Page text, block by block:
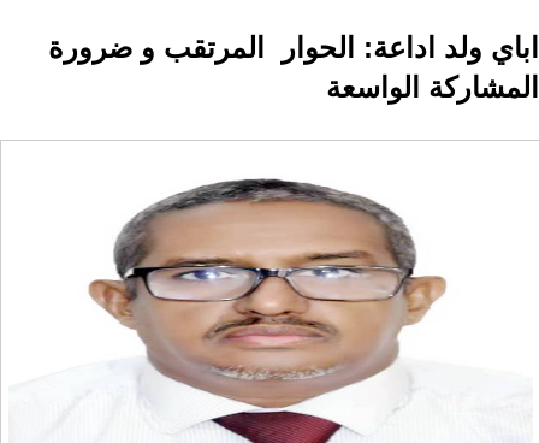
اباي ولد اداعة: الحوار المرتقب و ضرورة
المشاركة الواسعة